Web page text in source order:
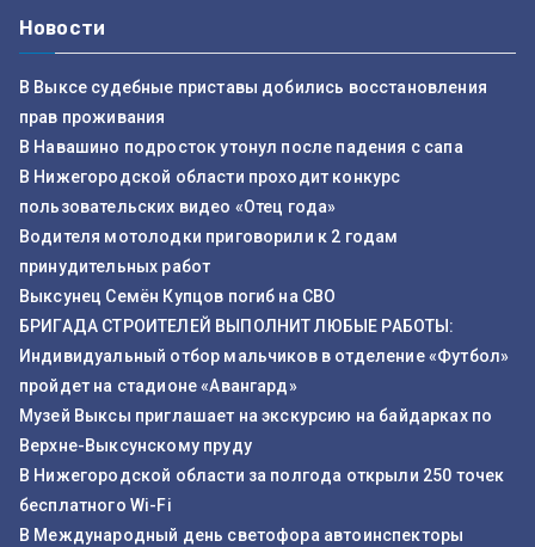
Новости
В Выксе судебные приставы добились восстановления
прав проживания
В Навашино подросток утонул после падения с сапа
В Нижегородской области проходит конкурс
пользовательских видео «Отец года»
Водителя мотолодки приговорили к 2 годам
принудительных работ
Выксунец Семён Купцов погиб на СВО
БРИГАДА СТРОИТЕЛЕЙ ВЫПОЛНИТ ЛЮБЫЕ РАБОТЫ:
Индивидуальный отбор мальчиков в отделение «Футбол»
пройдет на стадионе «Авангард»
Музей Выксы приглашает на экскурсию на байдарках по
Верхне-Выксунскому пруду
В Нижегородской области за полгода открыли 250 точек
бесплатного Wi-Fi
В Международный день светофора автоинспекторы